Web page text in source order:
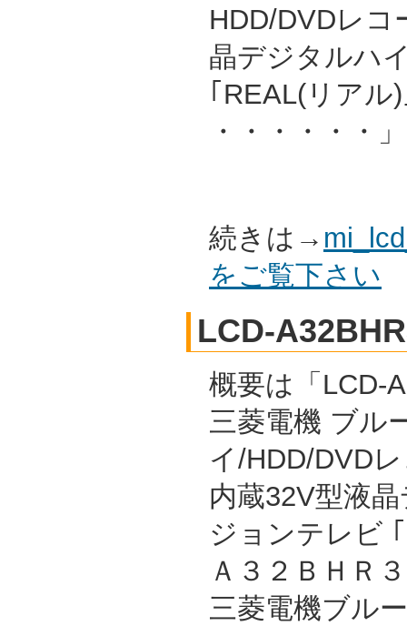
HDD/DVDレコ
晶デジタルハ
｢REAL(リアル
・・・・・・」
続きは→
をご覧下さい
LCD-
概要は「LCD-
三菱電機 ブル
イ/HDD/DVD
内蔵32V型液
ジョンテレビ
Ａ３２ＢＨＲ
三菱電機ブル